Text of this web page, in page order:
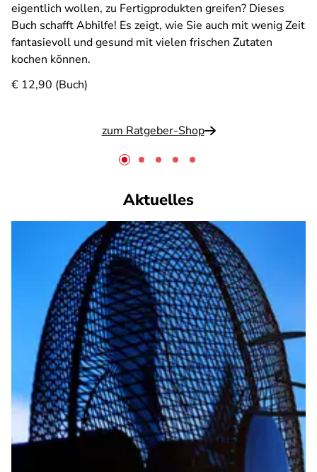
eigentlich wollen, zu Fertigprodukten greifen? Dieses
Buch schafft Abhilfe! Es zeigt, wie Sie auch mit wenig Zeit
fantasievoll und gesund mit vielen frischen Zutaten
kochen können.
€ 12,90 (Buch)
zum Ratgeber-Shop
Aktuelles